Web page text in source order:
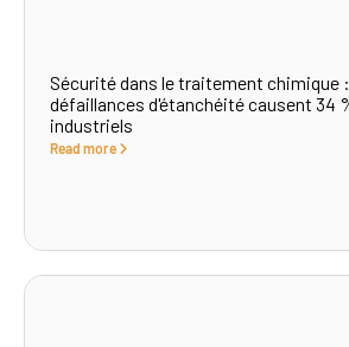
Sécurité dans le traitement chimique
défaillances d'étanchéité causent 34
industriels
Read more